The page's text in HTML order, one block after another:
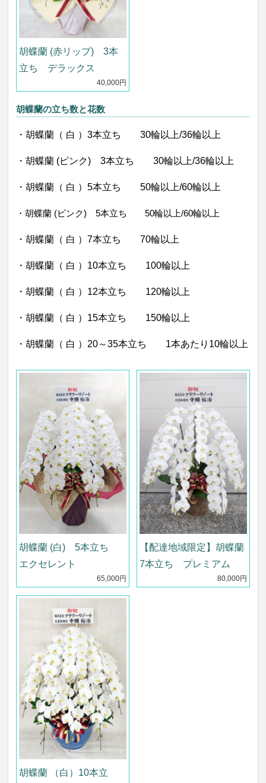
胡蝶蘭 (赤リップ) 3本
立ち デラックス
40,000円
胡蝶蘭の立ち数と花数
・胡蝶蘭（ 白 ）3本立ち 30輪以上/36輪以上
・胡蝶蘭 (ピンク) 3本立ち 30輪以上/36輪以上
・胡蝶蘭（ 白 ）5本立ち 50輪以上/60輪以上
・胡蝶蘭 (ピンク) 5本立ち 50輪以上/60輪以上
・胡蝶蘭（ 白 ）7本立ち 70輪以上
・胡蝶蘭（ 白 ）10本立ち 100輪以上
・胡蝶蘭（ 白 ）12本立ち 120輪以上
・胡蝶蘭（ 白 ）15本立ち 150輪以上
・胡蝶蘭（ 白 ）20～35本立ち 1本あたり10輪以上
胡蝶蘭 (白) 5本立ち
エクセレント
65,000円
【配達地域限定】胡蝶蘭
7本立ち プレミアム
80,000円
胡蝶蘭 （白）10本立